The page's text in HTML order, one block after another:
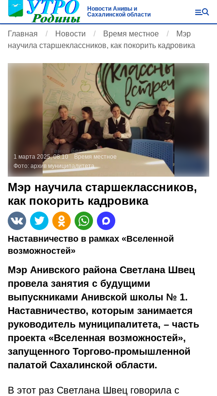
Новости Анивы и
Сахалинской области
Главная Новости Время местное
Мэр
научила старшеклассников, как покорить кадровика
1 марта 2025, 08:10
Время местное
Фото: архив муниципалитета
Мэр научила старшеклассников,
как покорить кадровика
Наставничество в рамках «Вселенной
возможностей»
Мэр Анивского района Светлана Швец
провела занятия с будущими
выпускниками Анивской школы № 1.
Наставничество, которым занимается
руководитель муниципалитета, – часть
проекта «Вселенная возможностей»,
запущенного Торгово-промышленной
палатой Сахалинской области.
В этот раз Светлана Швец говорила с